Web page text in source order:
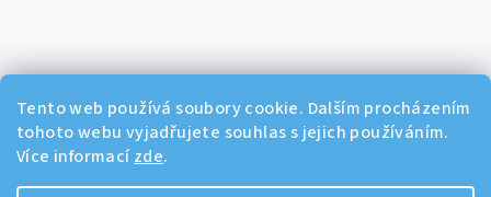
Tento web používá soubory cookie. Dalším procházením
tohoto webu vyjadřujete souhlas s jejich používáním.
Více informací zde.